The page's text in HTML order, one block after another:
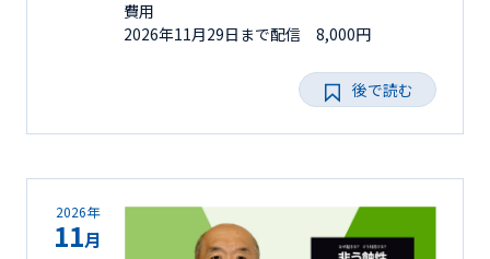
費用
2026年11月29日まで配信 8,000円
後で読む
2026年
11月